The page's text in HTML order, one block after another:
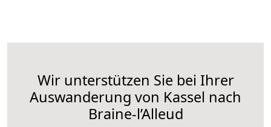
Wir unterstützen Sie bei Ihrer
Auswanderung von Kassel nach
Braine-l’Alleud